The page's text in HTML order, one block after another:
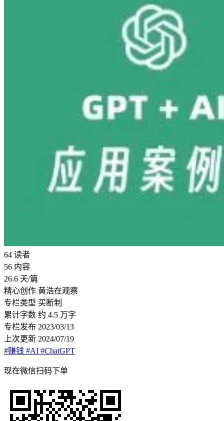
64 读者
56 内容
26.6 天/篇
精心创作 黄浩在观察
专栏类型 买断制
累计字数 约 4.5 万字
专栏发布 2023/03/13
上次更新 2024/07/19
#赚钱 #AI #ChatGPT
现在微信扫码下单